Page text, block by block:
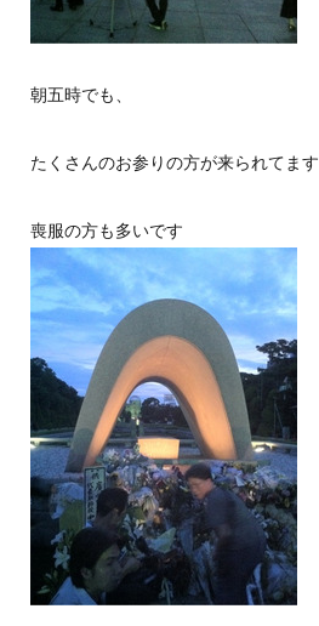
朝五時でも、
たくさんのお参りの方が来られてます
喪服の方も多いです